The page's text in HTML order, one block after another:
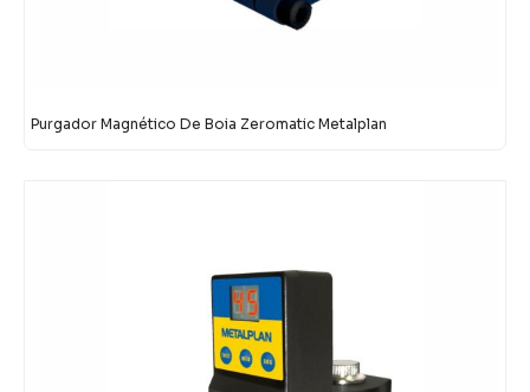
Purgador Magnético De Boia Zeromatic Metalplan